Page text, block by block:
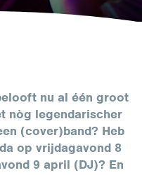
nu al één groot
nòg legendarischer
(cover)band? Heb
op vrijdagavond 8
9 april (DJ)? En